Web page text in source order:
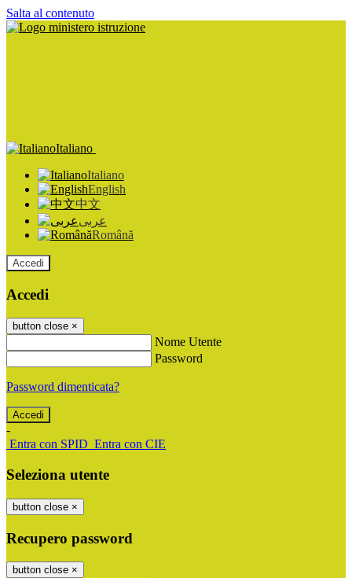
Salta al contenuto
Italiano
Italiano
English
中文
عربى
Română
Accedi
Accedi
button close ×
Nome Utente
Password
Password dimenticata?
-
Entra con SPID Entra con CIE
Seleziona utente
button close ×
Recupero password
button close ×